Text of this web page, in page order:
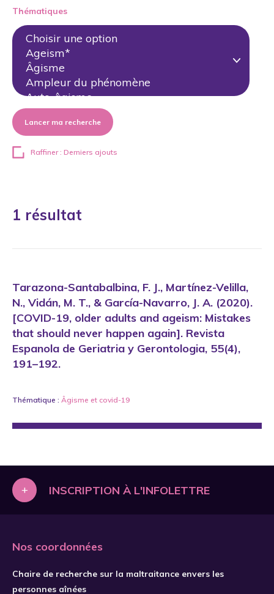
Thématiques
Lancer ma recherche
Raffiner : Derniers ajouts
1 résultat
Tarazona-Santabalbina, F. J., Martínez-Velilla,
N., Vidán, M. T., & García-Navarro, J. A. (2020).
[COVID-19, older adults and ageism: Mistakes
that should never happen again]. Revista
Espanola de Geriatria y Gerontologia, 55(4),
191–192.
Thématique : Âgisme et covid-19
+ INSCRIPTION À L'INFOLETTRE
Nos coordonnées
Chaire de recherche sur la maltraitance envers les
personnes aînées